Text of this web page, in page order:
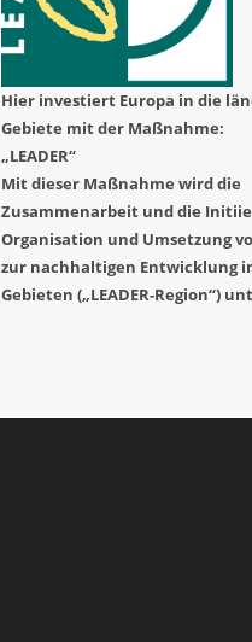
Hier investiert Europa in die
Gebiete mit der Maßnahme:
„LEADER“
Mit dieser Maßnahme wird die
Zusammenarbeit und die
Organisation und Umsetzung
zur nachhaltigen Entwicklung
Gebieten („LEADER-Region“)